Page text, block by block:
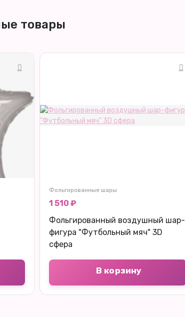
товары
Фольгированные шары
1 510 ₽
Фольгированный воздушный шар-
фигура "Футбольный мяч" 3D
сфера
В корзину